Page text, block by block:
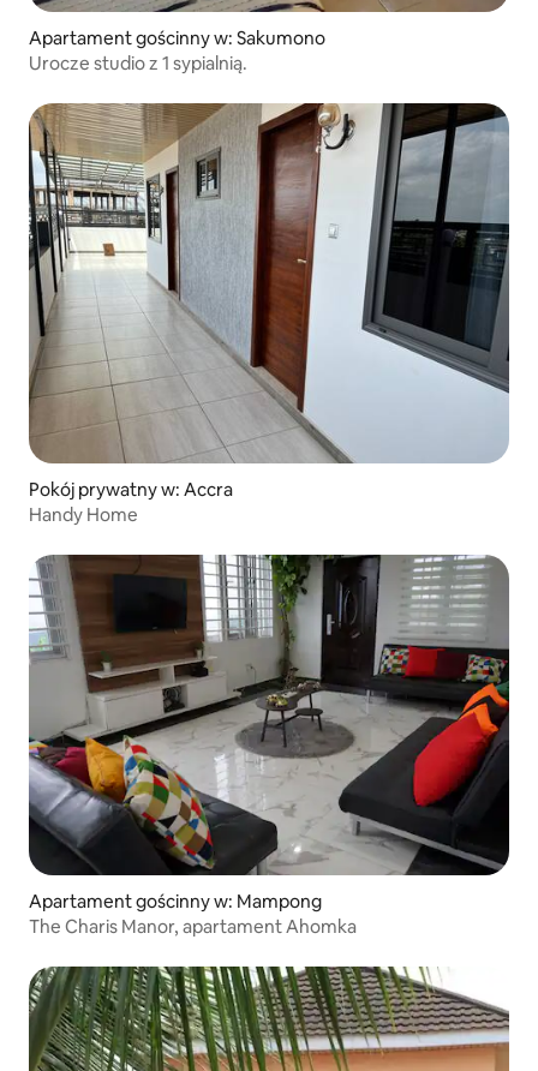
Apartament gościnny w: Sakumono
Urocze studio z 1 sypialnią.
Pokój prywatny w: Accra
Handy Home
Apartament gościnny w: Mampong
The Charis Manor, apartament Ahomka